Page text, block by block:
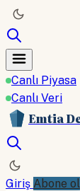
Canlı Piyasa
Canlı Veri
Emtia
Giriş Abone ol